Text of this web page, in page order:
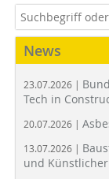
News
23.07.2026 |
Tech in
20.07.2026 |
13.07.2026 |
und